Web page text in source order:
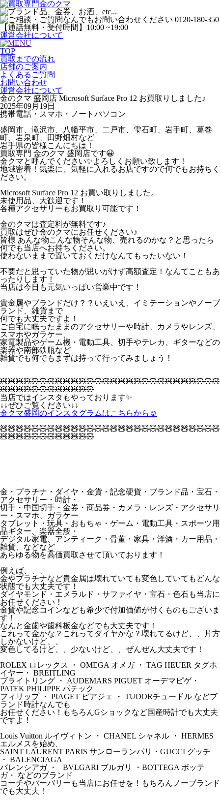
運営会社について
TOP
買取までの流れ
店舗のご案内
よくあるご質問
お問い合わせ
運営会社について
金のクマ 盛岡店 Microsoft Surface Pro 12 お買取りしました♪
2025年09月19日
携帯電話・スマホ・ノートパソコン
盛岡市、滝沢市、八幡平市、二戸市、雫石町、岩手町、葛巻
町、岩泉町、田野畑村など
岩手県の皆様こんにちは！
買取専門 金のクマ 盛岡店です😀
金クマと呼んでください✨よろしくお願い致します！
地域密着！気楽に、気軽に入れるお店ですので何でもお持ちく
ださい。
Microsoft Surface Pro 12 お買い取りしました。
未使用品、大歓迎です！
各種アクセサリーもお買取り可能です！
金のクマは査定料が無料です♪
買取はぜひ金のクマにお任せください♪
皆様 あんな物こんな物そんな物、売れるのかな？と思ったら
何でも当店へお持ちください。
使わないままで置いておくだけなんてもったいない！
不要だと思っていた物が思いがけず高額査定！なんてこともあ
ったりします！
当店は今日も元気いっぱい営業中です！
貴金属やブランドだけ？？いえいえ、イミテーションやノーブ
ランド、雑貨まで
何でも大丈夫ですよ！
ご自宅に眠ったままのアクセサリーや時計、カメラやレンズ、
スマホやガラケー、
家電製品やゲーム機・電動工具、切手やテレカ、ギターなどの
楽器や南部鉄瓶など
雑貨でも何でもまずは持って行ってみましょう！
🧸🧸🧸🧸🧸🧸🧸🧸🧸🧸🧸🧸🧸🧸🧸🧸🧸🧸🧸🧸🧸🧸🧸🧸🧸🧸🧸🧸
🧸🧸🧸🧸🧸🧸🧸🧸🧸🧸🧸🧸
当店ではインスタもやっております✨
↓↓ぜひご覧ください↓↓
金クマ盛岡のインスタグラムはこちらから☺
🧸🧸🧸🧸🧸🧸🧸🧸🧸🧸🧸🧸🧸🧸🧸🧸🧸🧸🧸🧸🧸🧸🧸🧸🧸🧸🧸🧸
🧸🧸🧸🧸🧸🧸🧸🧸🧸🧸🧸🧸
金・プラチナ・ダイヤ・金貨・記念硬貨・ブランド品・宝石・
アクセサリー・時計・
切手・中国切手・金券・商品券・カメラ・レンズ・アクセサリ
ー・スマホ、ガラケー
タブレット・玩具・おもちゃ・ゲーム・電動工具・スポーツ用
品ギター、楽器全般・
デジタル家電、アンティーク・骨董・家具・洋酒・カー用品・
雑貨、などなど
あらゆる物を高価買取させて頂いております！
例えば、、、
金やプラチナなど貴金属は壊れていても変色していてもどんな
状態でも大丈夫です！
ダイヤモンド・エメラルド・サファイヤ・宝石・色石も当店に
お任せください！
金貨や記念コインなども希少で付加価値が付くものもございま
す！
なんと金歯や歯科板金などでも大丈夫です！
これって金かな？これってダイヤかな？壊れてるけど、、片方
しかないけど、、
変色してるけど、、少ないけど、、ぜんぜん大丈夫です！
ROLEX ロレックス ・ OMEGA オメガ ・ TAG HEUER タグホ
イヤー・ BREITLING
ブライトリング ・ AUDEMARS PIGUET オーデマピゲ・
PATEK PHILIPPE パテック
フィリップ ・ PIAGET ピアジェ ・ TUDORチュードル などブ
ランド時計なんでも
お任せください！もちろんGショックなど国産時計でも大丈夫
ですよ！
Louis Vuitton ルイヴィトン ・ CHANEL シャネル ・ HERMES
エルメスを始め、
SAINT LAURENT PARIS サンローランパリ・GUCCI グッチ
・ BALENCIAGA
バレンシアガ ・ BVLGARI ブルガリ ・BOTTEGA ボッテ
ガ・ などのブランド
コーチやバーバリーも当店にお任せを！もちろんノーブランド
でも大丈夫！